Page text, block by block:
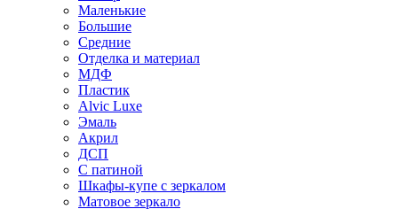
Маленькие
Большие
Средние
Отделка и материал
МДФ
Пластик
Alvic Luxe
Эмаль
Акрил
ДСП
С патиной
Шкафы-купе с зеркалом
Матовое зеркало